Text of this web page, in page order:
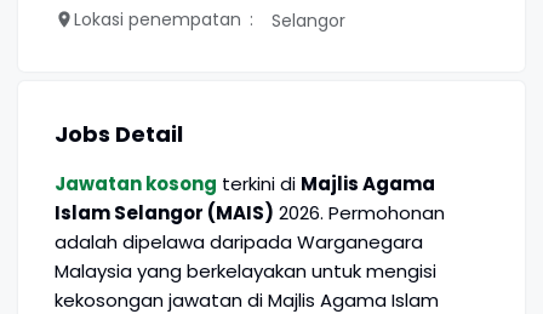
Lokasi penempatan
Selangor
Jobs Detail
Jawatan kosong terkini di Majlis Agama
Islam Selangor (MAIS) 2026. Permohonan
adalah dipelawa daripada Warganegara
Malaysia yang berkelayakan untuk mengisi
kekosongan jawatan di Majlis Agama Islam